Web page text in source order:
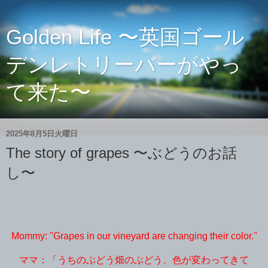
Golden Life 〜英国ゴール
デンレトリーバーがやっ
て来た〜
2025年8月5日火曜日
The story of grapes 〜ぶどうのお話
し〜
Mommy: "Grapes in our vineyard are changing their color."
ママ：「うちのぶどう畑のぶどう、色が変わってきて